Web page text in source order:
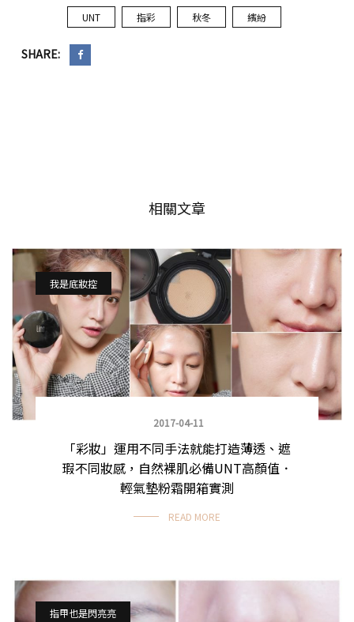
UNT 指彩 秋冬 繽紛
SHARE:
相關文章
我是底妝控
2017-04-11
「彩妝」運用不同手法就能打造薄透、遮
瑕不同妝感，自然裸肌必備UNT高顏值．
輕氣墊粉霜開箱實測
READ MORE
指甲也是閃亮亮